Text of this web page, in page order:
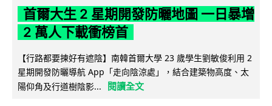
首爾大生 2 星期開發防曬地圖 一日暴增
2 萬人下載衝榜首
【行路都要揀好有遮陰】南韓首爾大學 23 歲學生劉敏俊利用 2
星期開發防曬導航 App「走向陰涼處」，結合建築物高度、太
陽仰角及行道樹陰影...
閱讀全文